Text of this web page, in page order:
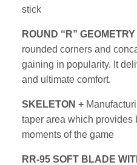
stick
ROUND “R” GEOMETRY
rounded corners and
gaining in popularity. It
and ultimate comfort.
SKELETON +
taper area which provides
moments of the game
RR-95 SOFT BLADE